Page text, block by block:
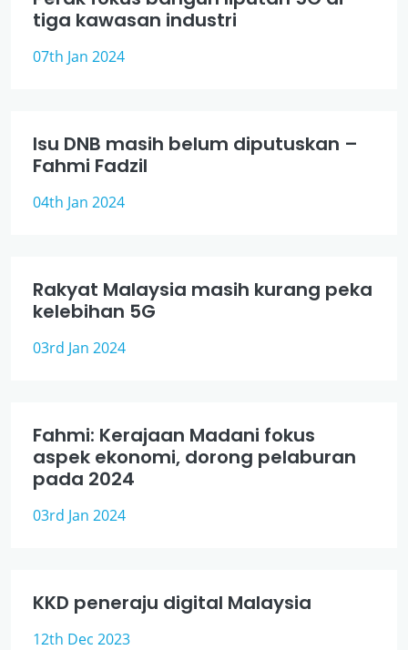
tiga kawasan industri
07th Jan 2024
Isu DNB masih belum diputuskan –
Fahmi Fadzil
04th Jan 2024
Rakyat Malaysia masih kurang peka
kelebihan 5G
03rd Jan 2024
Fahmi: Kerajaan Madani fokus
aspek ekonomi, dorong pelaburan
pada 2024
03rd Jan 2024
KKD peneraju digital Malaysia
12th Dec 2023